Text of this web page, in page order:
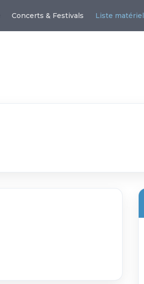
Concerts & Festivals Liste matériel